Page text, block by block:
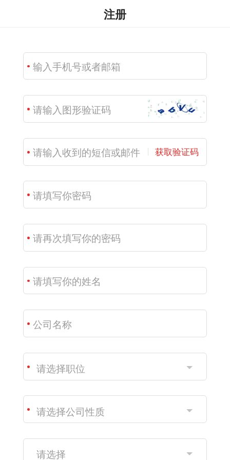
注册
获取验证码